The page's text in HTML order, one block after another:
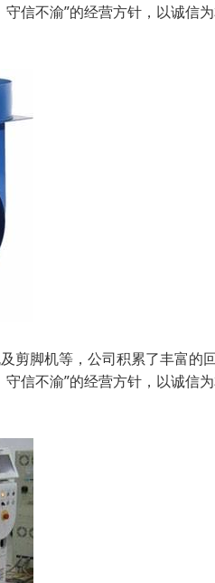
信不渝”的经营方针，以诚信
剪脚机等，公司积累了丰富的
信不渝”的经营方针，以诚信